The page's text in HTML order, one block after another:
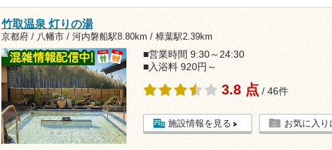
竹取温泉 灯りの湯
京都府 / 八幡市 / 河内磐船駅8.80km / 樟葉駅2.39km
■営業時間 9:30～24:30
■入浴料 920円～
3.8 点 / 46件
施設情報を見る お気に入り